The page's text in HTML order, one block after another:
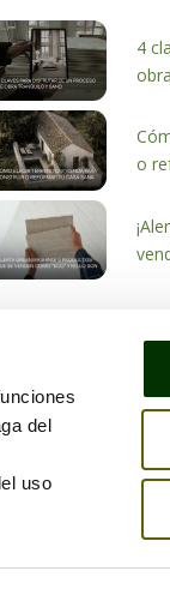
del
uso
4
o
Política de